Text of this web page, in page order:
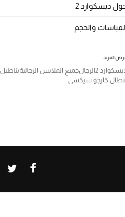
ديسكوارد 2
والحجم
المزيد
2 الرجالجميع الملابس الرجاليةبناطيل
كارجو سيكسي